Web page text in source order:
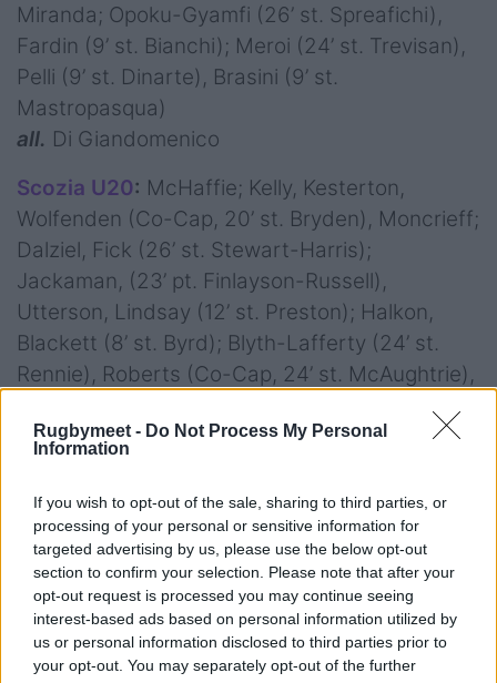
Rugbymeet - Do Not Process My Personal
Information
If you wish to opt-out of the sale, sharing to third parties, or
processing of your personal or sensitive information for
targeted advertising by us, please use the below opt-out
section to confirm your selection. Please note that after your
opt-out request is processed you may continue seeing
interest-based ads based on personal information utilized by
us or personal information disclosed to third parties prior to
your opt-out. You may separately opt-out of the further
Miranda; Opoku-Gyamfi (26’ st. Spreafichi),
Fardin (9’ st. Bianchi); Meroi (24’ st. Trevisan),
Pelli (9’ st. Dinarte), Brasini (9’ st.
Mastropasqua)
all. Di Giandomenico
Scozia U20: McHaffie; Kelly, Kesterton,
Wolfenden (Co-Cap, 20’ st. Bryden), Moncrieff;
Dalziel, Fick (26’ st. Stewart-Harris);
Jackaman, (23’ pt. Finlayson-Russell),
Utterson, Lindsay (12’ st. Preston); Halkon,
Blackett (8’ st. Byrd); Blyth-Lafferty (24’ st.
Rennie), Roberts (Co-Cap, 24’ st. McAughtrie),
all.Pringle
Calciatori:Dalziel (Scozia) 4/6; Braga (Italia)
4/5; Andretti (Italia) 1/1